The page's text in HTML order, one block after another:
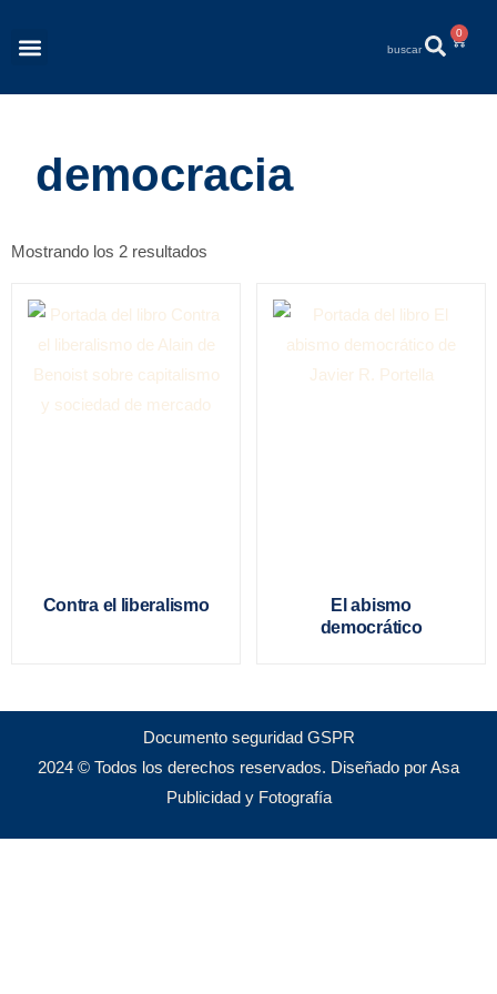
0
democracia
Mostrando los 2 resultados
Contra el liberalismo
El abismo
democrático
Documento seguridad GSPR
2024 © Todos los derechos reservados. Diseñado por Asa
Publicidad y Fotografía